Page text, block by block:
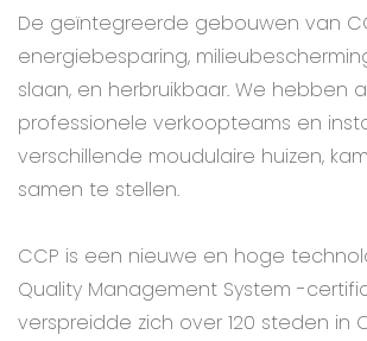
De geïntegreerde gebouwen van
energiebesparing,
slaan, en herbruikbaar. We hebben
professionele verkoopteams en
verschillende moudulaire huizen,
samen te stellen.
CCP is een nieuwe en hoge
Quality Management System -
verspreidde zich over 120 steden in